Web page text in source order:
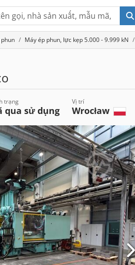
Máy ép phun, lực kẹp 5.000 - 9.999 kN
trạng
qua sử dụng
Vị trí
Wrocław